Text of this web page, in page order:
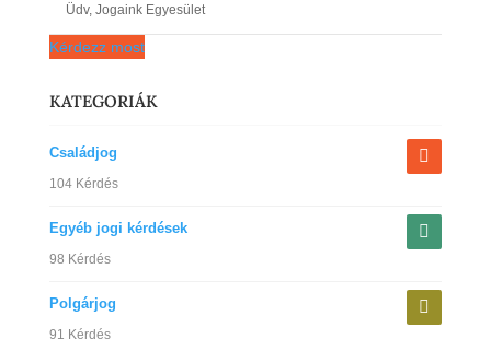
Üdv, Jogaink Egyesület
Kérdezz most
KATEGORIÁK
Családjog
104 Kérdés
Egyéb jogi kérdések
98 Kérdés
Polgárjog
91 Kérdés